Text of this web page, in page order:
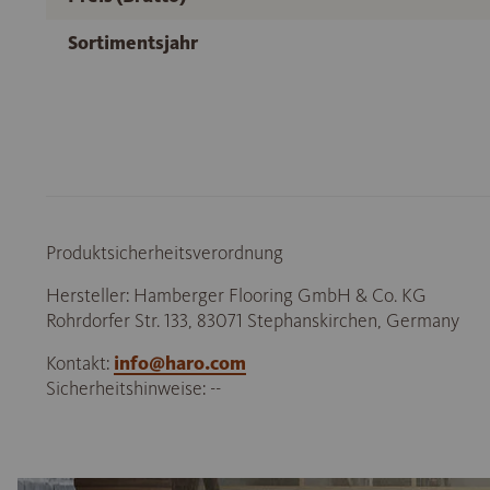
Sortimentsjahr
Produktsicherheitsverordnung
Hersteller: Hamberger Flooring GmbH & Co. KG
Rohrdorfer Str. 133, 83071 Stephanskirchen, Germany
Kontakt: info@haro.com
Sicherheitshinweise: --